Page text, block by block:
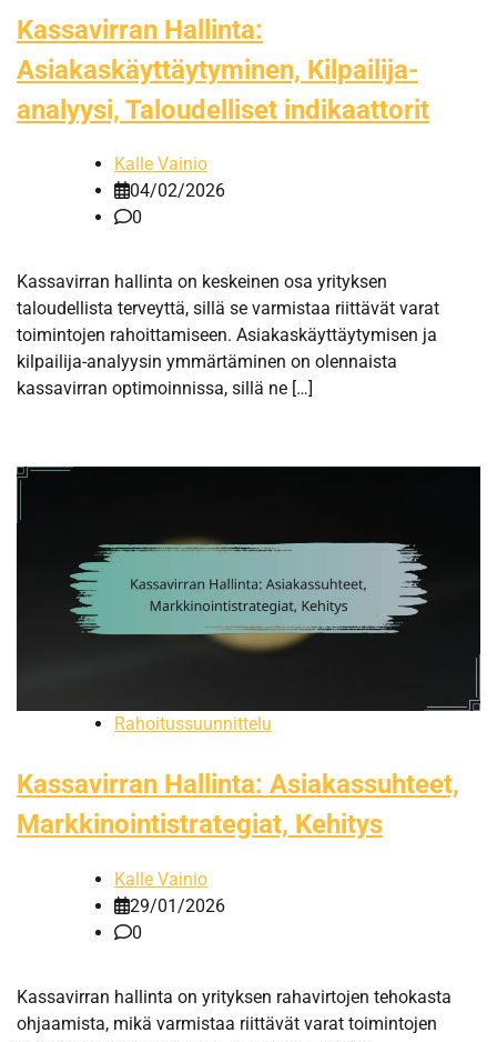
Kassavirran Hallinta:
Asiakaskäyttäytyminen, Kilpailija-
analyysi, Taloudelliset indikaattorit
Kalle Vainio
04/02/2026
0
Kassavirran hallinta on keskeinen osa yrityksen
taloudellista terveyttä, sillä se varmistaa riittävät varat
toimintojen rahoittamiseen. Asiakaskäyttäytymisen ja
kilpailija-analyysin ymmärtäminen on olennaista
kassavirran optimoinnissa, sillä ne […]
Rahoitussuunnittelu
Kassavirran Hallinta: Asiakassuhteet,
Markkinointistrategiat, Kehitys
Kalle Vainio
29/01/2026
0
Kassavirran hallinta on yrityksen rahavirtojen tehokasta
ohjaamista, mikä varmistaa riittävät varat toimintojen